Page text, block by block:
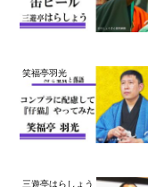
笑福亭羽光
三遊亭はらしょう